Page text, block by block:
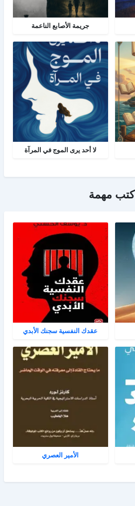
جريمة الأصابع الناعمة
لا أحد يرى الموج في المرآة
كتب مهمة
عقدك النفسية سجنك الأبدي
الأمير العصري